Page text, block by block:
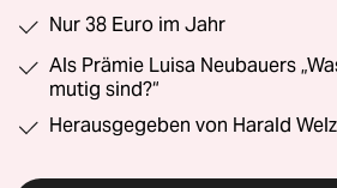
Nur 38 Euro im Jahr
Als Prämie Luisa Neubauers
mutig sind?“
Herausgegeben von Harald